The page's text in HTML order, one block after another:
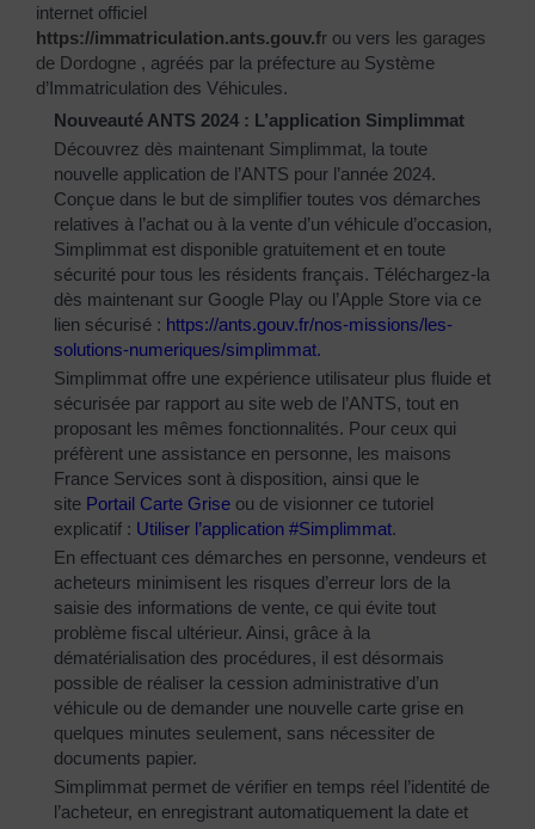
internet officiel
https://immatriculation.ants.gouv.fr ou vers les garages
de Dordogne , agréés par la préfecture au Système
d’Immatriculation des Véhicules.
Nouveauté ANTS 2024 : L’application Simplimmat
Découvrez dès maintenant Simplimmat, la toute
nouvelle application de l’ANTS pour l’année 2024.
Conçue dans le but de simplifier toutes vos démarches
relatives à l’achat ou à la vente d’un véhicule d’occasion,
Simplimmat est disponible gratuitement et en toute
sécurité pour tous les résidents français. Téléchargez-la
dès maintenant sur Google Play ou l’Apple Store via ce
lien sécurisé : https://ants.gouv.fr/nos-missions/les-
solutions-numeriques/simplimmat.
Simplimmat offre une expérience utilisateur plus fluide et
sécurisée par rapport au site web de l’ANTS, tout en
proposant les mêmes fonctionnalités. Pour ceux qui
préfèrent une assistance en personne, les maisons
France Services sont à disposition, ainsi que le
site Portail Carte Grise ou de visionner ce tutoriel
explicatif : Utiliser l’application #Simplimmat.
En effectuant ces démarches en personne, vendeurs et
acheteurs minimisent les risques d’erreur lors de la
saisie des informations de vente, ce qui évite tout
problème fiscal ultérieur. Ainsi, grâce à la
dématérialisation des procédures, il est désormais
possible de réaliser la cession administrative d’un
véhicule ou de demander une nouvelle carte grise en
quelques minutes seulement, sans nécessiter de
documents papier.
Simplimmat permet de vérifier en temps réel l’identité de
l’acheteur, en enregistrant automatiquement la date et